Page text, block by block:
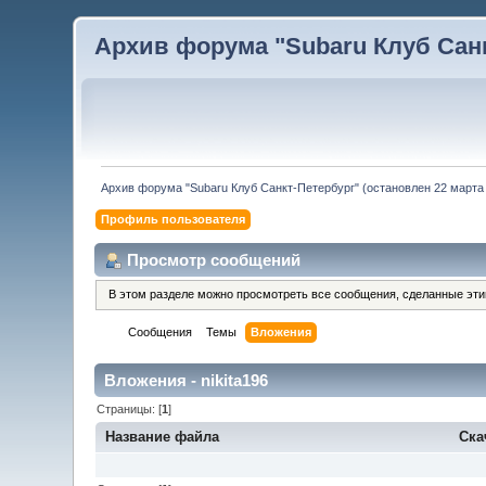
Архив форума "Subaru Клуб
Архив форума "Subaru Клуб Санкт-Петербург" (остановлен 22 марта
Профиль пользователя
Просмотр сообщений
В этом разделе можно просмотреть все сообщения, сделанные
Сообщения Темы Вложения
Вложения - nikita196
Страницы: [1]
Название файла